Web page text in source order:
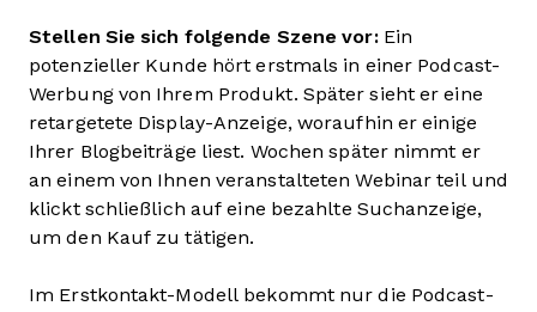
Stellen Sie sich folgende Szene vor: Ein
potenzieller Kunde hört erstmals in einer Podcast-
Werbung von Ihrem Produkt. Später sieht er eine
retargetete Display-Anzeige, woraufhin er einige
Ihrer Blogbeiträge liest. Wochen später nimmt er
an einem von Ihnen veranstalteten Webinar teil und
klickt schließlich auf eine bezahlte Suchanzeige,
um den Kauf zu tätigen.
Im Erstkontakt-Modell bekommt nur die Podcast-